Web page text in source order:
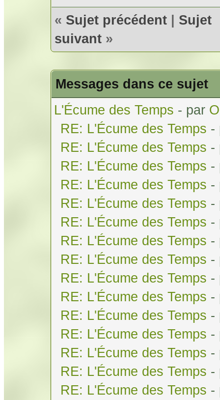
« Sujet précédent | Sujet
suivant »
Messages dans ce sujet
L'Écume des Temps - par
RE: L'Écume des Temps -
RE: L'Écume des Temps -
RE: L'Écume des Temps -
RE: L'Écume des Temps -
RE: L'Écume des Temps -
RE: L'Écume des Temps -
RE: L'Écume des Temps -
RE: L'Écume des Temps -
RE: L'Écume des Temps -
RE: L'Écume des Temps -
RE: L'Écume des Temps -
RE: L'Écume des Temps -
RE: L'Écume des Temps -
RE: L'Écume des Temps -
RE: L'Écume des Temps -